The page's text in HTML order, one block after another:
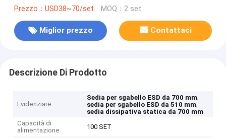
Prezzo：USD38~70/set MOQ：2 set
Miglior prezzo Contattaci
Descrizione Di Prodotto
Evidenziare
Sedia per sgabello ESD da 700 mm,
sedia per sgabello ESD da 510 mm,
sedia dissipativa statica da 700 mm
Capacità di
alimentazione
100 SET